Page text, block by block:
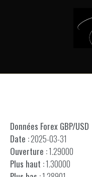
Données Forex GBP/USD
Date :2025-03-31
Ouverture :1.29000
Plus haut :1.30000